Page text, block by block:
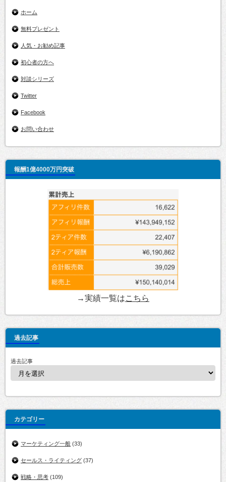
ホーム
無料プレゼント
人気・お勧め記事
初心者の方へ
対談シリーズ
Twitter
Facebook
お問い合わせ
報酬1億4000万円突破
→実績一覧はこちら
過去記事
過去記事
カテゴリー
マーケティング一般 (33)
セールス・ライティング (37)
戦略・思考 (109)